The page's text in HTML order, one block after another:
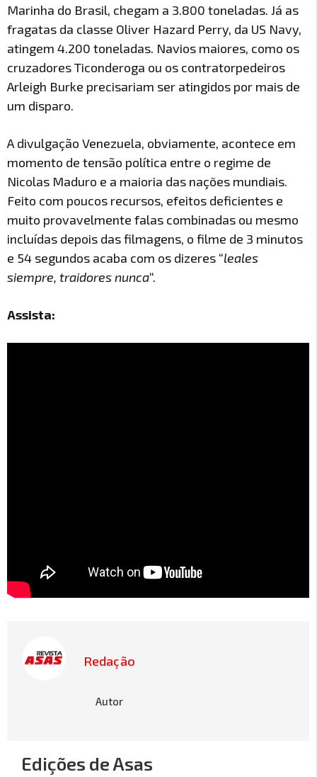
Marinha do Brasil, chegam a 3.800 toneladas. Já as
fragatas da classe Oliver Hazard Perry, da US Navy,
atingem 4.200 toneladas. Navios maiores, como os
cruzadores Ticonderoga ou os contratorpedeiros
Arleigh Burke precisariam ser atingidos por mais de
um disparo.
A divulgação Venezuela, obviamente, acontece em
momento de tensão política entre o regime de
Nicolas Maduro e a maioria das nações mundiais.
Feito com poucos recursos, efeitos deficientes e
muito provavelmente falas combinadas ou mesmo
incluídas depois das filmagens, o filme de 3 minutos
e 54 segundos acaba com os dizeres “leales
siempre, traidores nunca“.
Assista:
Redação
Autor
Edições de Asas